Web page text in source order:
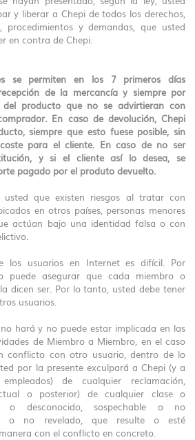
y liberar a Chepi de todos los derechos,
procedimientos y demandas, que usted
en contra de Chepi.
se permiten en los 7 primeros días
de la mercancía y siempre por
del producto que no se advirtieran con
En caso de devolución, Chepi
siempre que esto fuese posible, sin
para el cliente. En caso de no ser
y si el cliente así lo desea, se
pagado por el produto devuelto.
que existen riesgos al tratar con
en otros países, personas menores
actúan bajo una identidad falsa o con
los usuarios en Internet es difícil. Por
puede asegurar que cada miembro o
dicen ser. Por lo tanto, usted debe tener
usuarios.
hará y no puede estar implicada en las
de Miembro a Miembro, en el caso
conflicto con otro usuario, dentro de lo
por la presente exculpará a Chepi (y a
de cualquier reclamación,
o posterior) de cualquier clase o
o desconocido, sospechable o no
o no revelado, que resulte o esté
con el conflicto en concreto.